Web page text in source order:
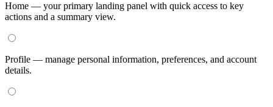
Home — your primary landing panel with quick access to key
actions and a summary view.
Profile — manage personal information, preferences, and account
details.